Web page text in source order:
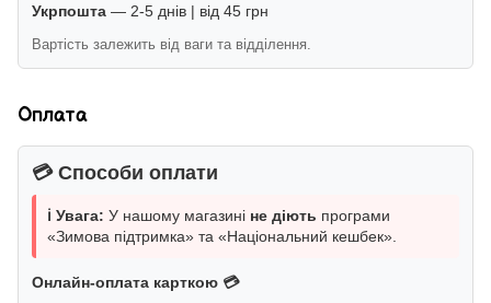
Укрпошта — 2-5 днів | від 45 грн
Вартість залежить від ваги та відділення.
Оплата
💳 Способи оплати
ℹ️ Увага: У нашому магазині не діють програми
«Зимова підтримка» та «Національний кешбек».
Онлайн-оплата карткою 💳